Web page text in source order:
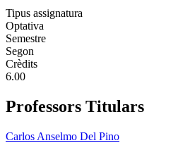
Tipus assignatura
Optativa
Semestre
Segon
Crèdits
6.00
Professors Titulars
Carlos Anselmo Del Pino